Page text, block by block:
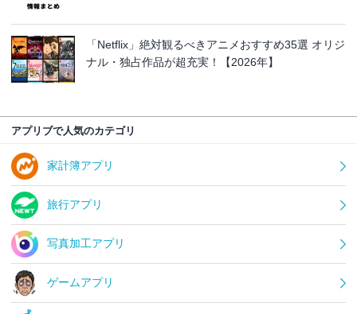
「Netflix」絶対観るべきアニメおすすめ35選 オリジ
ナル・独占作品が超充実！【2026年】
アプリブで人気のカテゴリ
家計簿アプリ
旅行アプリ
写真加工アプリ
ゲームアプリ